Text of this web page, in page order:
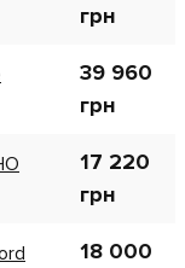
грн
39 960
грн
17 220
грн
18 000